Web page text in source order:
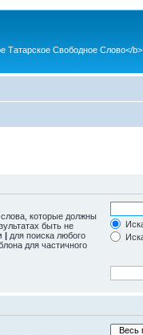
Татарское Свободное Слово</b>
слова, которые должны
быть не
| для поиска любого
для частичного